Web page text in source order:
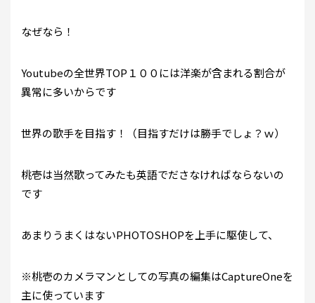
なぜなら！
Youtubeの全世界TOP１００には洋楽が含まれる割合が
異常に多いからです
世界の歌手を目指す！（目指すだけは勝手でしょ？ｗ）
桃壱は当然歌ってみたも英語でださなければならないの
です
あまりうまくはないPHOTOSHOPを上手に駆使して、
※桃壱のカメラマンとしての写真の編集はCaptureOneを
主に使っています